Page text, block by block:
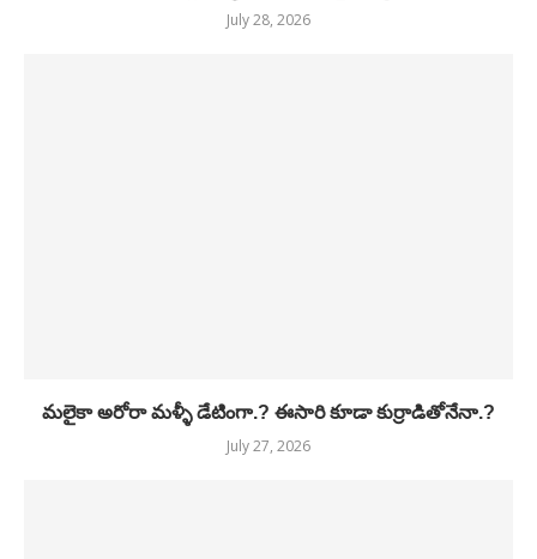
July 28, 2026
మలైకా అరోరా మళ్ళీ డేటింగా.? ఈసారి కూడా కుర్రాడితోనేనా.?
July 27, 2026